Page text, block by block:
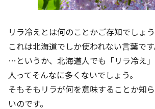
リラ冷えとは何のことかご存知でしょ
これは北海道でしか使われない言葉です
…というか、北海道人でも「リラ冷え
人ってそんなに多くないでしょう。
そもそもリラが何を意味することか知
いのです。